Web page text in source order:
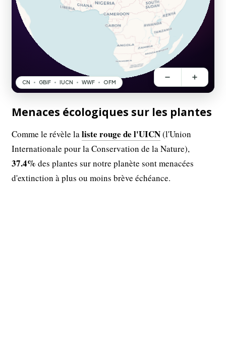
Menaces écologiques sur les plantes
Comme le révèle laliste rouge de l'UICN(l'Union
Internationale pour la Conservation de la Nature),
37.4% des plantes sur notre planète sont menacées
d'extinction à plus ou moins brève échéance.